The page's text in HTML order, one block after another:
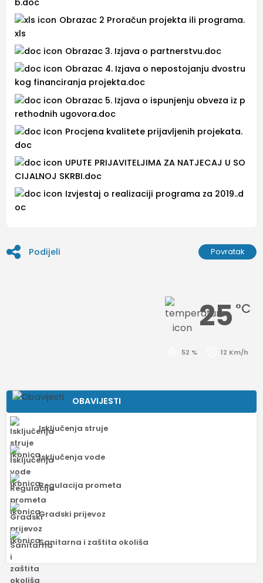
Obrazac 2 Proračun projekta ili programa.
xls
Obrazac 3. Izjava o partnerstvu.doc
Obrazac 4. Izjava o nepostojanju dvostru
kog financiranja projekta.doc
Obrazac 5. Izjava o ispunjenju obveza iz p
rethodnih ugovora.doc
Procjena kvalitete prijavljenih projekata.
doc
UPUTE PRIJAVITELJIMA ZA NATJECAJ U SO
CIJALNOJ SKRBI.doc
Izvjestaj o realizaciji programa za 2019..d
oc
Podijeli Povratak
25 °C
52 % 12 Km/h
OBAVIJESTI
Isključenja struje
Isključenja vode
Regulacija prometa
Gradski prijevoz
Sanitarna i zaštita okoliša